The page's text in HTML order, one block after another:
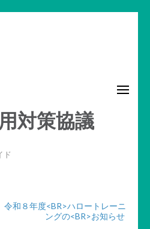
対策協議
ド
令和８年度<BR>ハロートレーニ
ングの<BR>お知らせ